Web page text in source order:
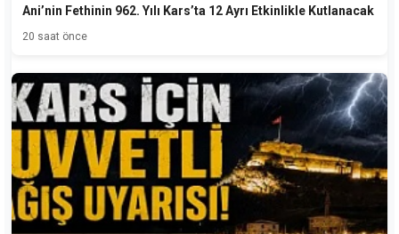
Ani’nin Fethinin 962. Yılı Kars’ta 12 Ayrı Etkinlikle Kutlanacak
20 saat önce